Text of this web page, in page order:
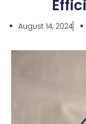
August 14, 2024